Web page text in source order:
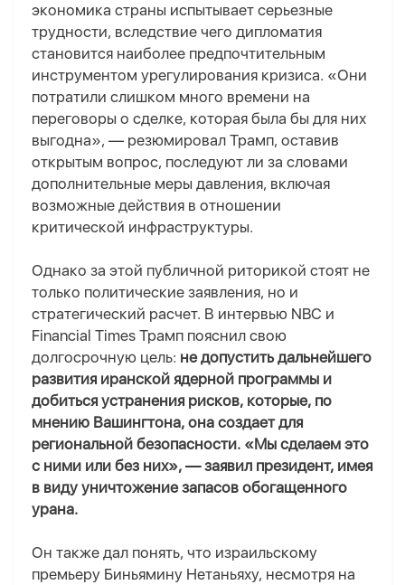
экономика страны испытывает серьезные
трудности, вследствие чего дипломатия
становится наиболее предпочтительным
инструментом урегулирования кризиса. «Они
потратили слишком много времени на
переговоры о сделке, которая была бы для них
выгодна», — резюмировал Трамп, оставив
открытым вопрос, последуют ли за словами
дополнительные меры давления, включая
возможные действия в отношении
критической инфраструктуры.
Однако за этой публичной риторикой стоят не
только политические заявления, но и
стратегический расчет. В интервью NBC и
Financial Times Трамп пояснил свою
долгосрочную цель: не допустить дальнейшего
развития иранской ядерной программы и
добиться устранения рисков, которые, по
мнению Вашингтона, она создает для
региональной безопасности. «Мы сделаем это
с ними или без них», — заявил президент, имея
в виду уничтожение запасов обогащенного
урана.
Он также дал понять, что израильскому
премьеру Биньямину Нетаньяху, несмотря на